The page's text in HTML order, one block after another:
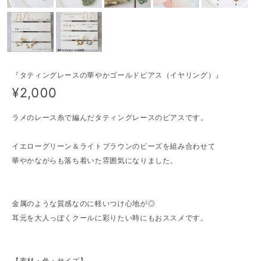
『タティングレースの華やかゴールドピアス（イヤリング）』
¥2,000
ラメのレース糸で編んだタティングレースのピアスです。
イエローグリーン＆ライトブラウンのビーズを組み合わせて
華やかながらも落ち着いた雰囲気になりました。
金属のような質感なのに軽いつけ心地が◎
耳元を大人っぽくクールに彩りたい時にもおススメです。